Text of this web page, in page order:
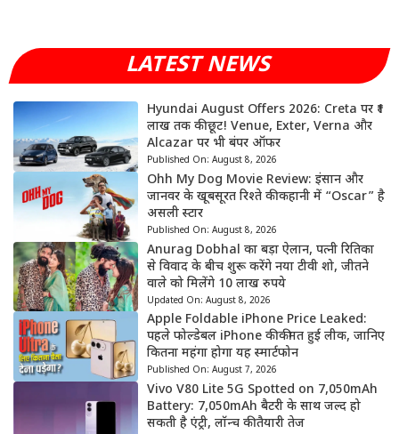
LATEST NEWS
Hyundai August Offers 2026: Creta पर ₹1
लाख तक की छूट! Venue, Exter, Verna और
Alcazar पर भी बंपर ऑफर
Published On: August 8, 2026
Ohh My Dog Movie Review: इंसान और
जानवर के खूबसूरत रिश्ते की कहानी में “Oscar” है
असली स्टार
Published On: August 8, 2026
Anurag Dobhal का बड़ा ऐलान, पत्नी रितिका
से विवाद के बीच शुरू करेंगे नया टीवी शो, जीतने
वाले को मिलेंगे 10 लाख रुपये
Updated On: August 8, 2026
Apple Foldable iPhone Price Leaked:
पहले फोल्डेबल iPhone की कीमत हुई लीक, जानिए
कितना महंगा होगा यह स्मार्टफोन
Published On: August 7, 2026
Vivo V80 Lite 5G Spotted on 7,050mAh
Battery: 7,050mAh बैटरी के साथ जल्द हो
सकती है एंट्री, लॉन्च की तैयारी तेज